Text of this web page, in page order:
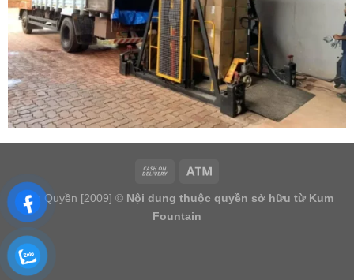
Bản Quyền [2009] © Nội dung thuộc quyền sở hữu từ Kum
Fountain